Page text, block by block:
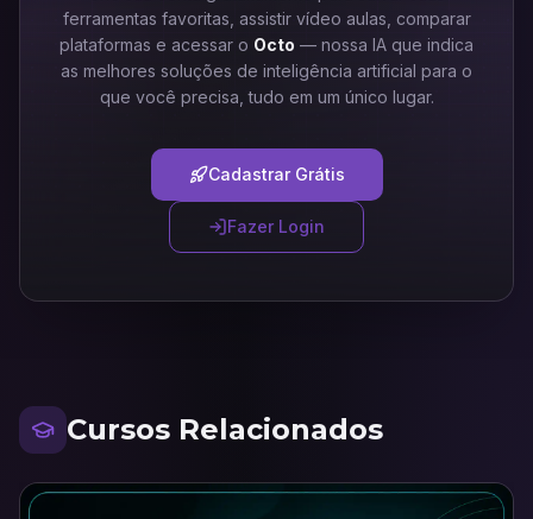
ferramentas favoritas, assistir vídeo aulas, comparar
plataformas e acessar o Octo — nossa IA que indica
as melhores soluções de inteligência artificial para o
que você precisa, tudo em um único lugar.
Cadastrar Grátis
Fazer Login
Cursos Relacionados